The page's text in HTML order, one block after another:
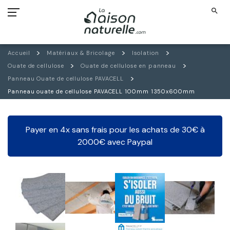
search
Accueil Matériaux & Bricolage
Isolation
Ouate de cellulose
Ouate de cellulose en panneau
Panneau Ouate de cellulose PAVACELL
Panneau ouate de cellulose PAVACELL 100mm 1350x600mm
Payer en 4x sans frais pour les achats de 30€ à
2000€ avec Paypal